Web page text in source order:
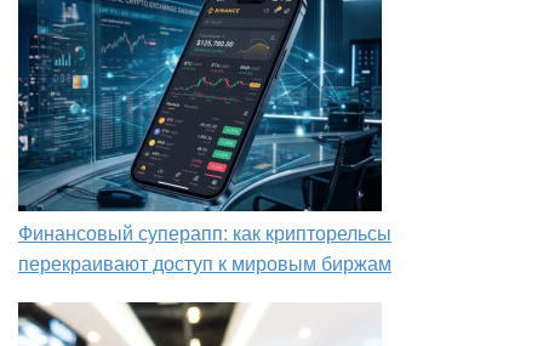
Финансовый суперапп: как крипторельсы
перекраивают доступ к мировым биржам